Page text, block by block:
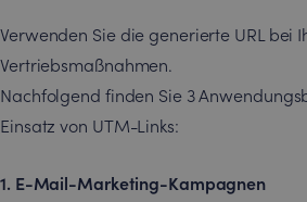
Verwenden Sie die generierte URL bei
Vertriebsmaßnahmen.
Nachfolgend finden Sie 3
Einsatz von UTM-Links:
1. E-Mail-Marketing-Kampagnen